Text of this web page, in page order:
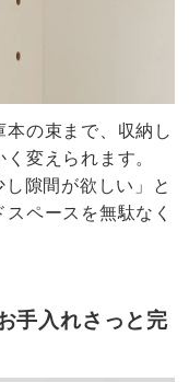
の束まで、収納し
変えられます。
隙間が欲しい」と
ペースを無駄なく
手入れさっと完